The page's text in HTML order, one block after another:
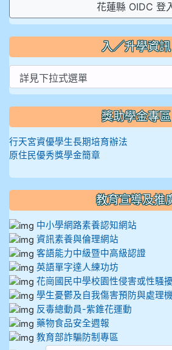
花蓮縣 OIDC 登
入／升學資訊
獎助學金專區
行天宮資優學生長期培育辦法
原住民優秀獎學金簡章
教育宣導及推
中小學網路素養認知網站
資訊素養與倫理網站
客語能力中級暨中高級認證
英語單字達人練功坊
花崗國民中學校園性侵害或性騷
學生憂鬱及自我傷害預防與處理
反毒總動員-紫錐花運動
藥物食品安全週報
教育部詐騙防制專區